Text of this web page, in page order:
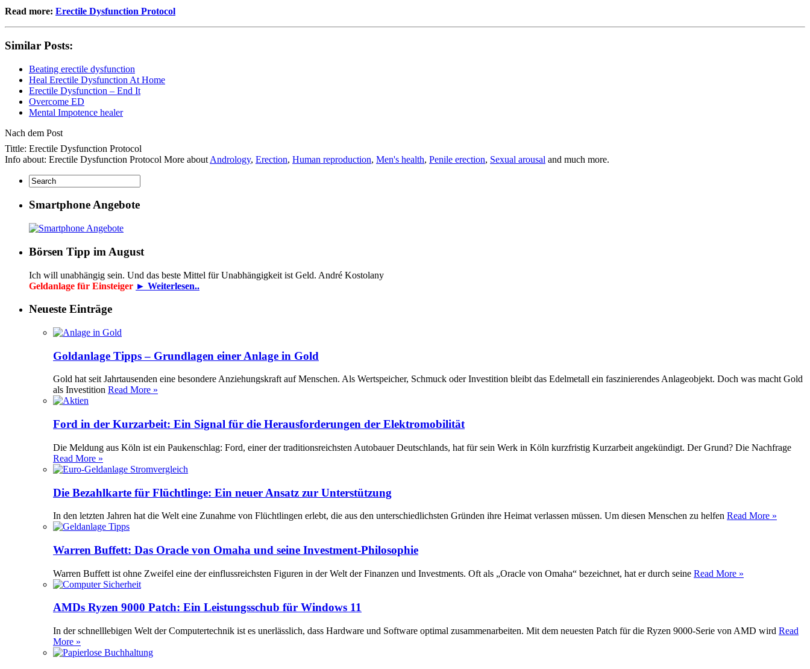
Read more: Erectile Dysfunction Protocol
Similar Posts:
Beating erectile dysfunction
Heal Erectile Dysfunction At Home
Erectile Dysfunction – End It
Overcome ED
Mental Impotence healer
Nach dem Post
Tittle: Erectile Dysfunction Protocol
Info about: Erectile Dysfunction Protocol More about Andrology, Erection, Human reproduction, Men's health, Penile erection, Sexual arousal and much more.
Smartphone Angebote
Börsen Tipp im August
Ich will unabhängig sein. Und das beste Mittel für Unabhängigkeit ist Geld. André Kostolany
Geldanlage für Einsteiger ► Weiterlesen..
Neueste Einträge
Goldanlage Tipps – Grundlagen einer Anlage in Gold
Gold hat seit Jahrtausenden eine besondere Anziehungskraft auf Menschen. Als Wertspeicher, Schmuck oder Investition bleibt das Edelmetall ein faszinierendes Anlageobjekt. Doch was macht Gold
als Investition Read More »
Ford in der Kurzarbeit: Ein Signal für die Herausforderungen der Elektromobilität
Die Meldung aus Köln ist ein Paukenschlag: Ford, einer der traditionsreichsten Autobauer Deutschlands, hat für sein Werk in Köln kurzfristig Kurzarbeit angekündigt. Der Grund? Die Nachfrage
Read More »
Die Bezahlkarte für Flüchtlinge: Ein neuer Ansatz zur Unterstützung
In den letzten Jahren hat die Welt eine Zunahme von Flüchtlingen erlebt, die aus den unterschiedlichsten Gründen ihre Heimat verlassen müssen. Um diesen Menschen zu helfen Read More »
Warren Buffett: Das Oracle von Omaha und seine Investment-Philosophie
Warren Buffett ist ohne Zweifel eine der einflussreichsten Figuren in der Welt der Finanzen und Investments. Oft als „Oracle von Omaha“ bezeichnet, hat er durch seine Read More »
AMDs Ryzen 9000 Patch: Ein Leistungsschub für Windows 11
In der schnelllebigen Welt der Computertechnik ist es unerlässlich, dass Hardware und Software optimal zusammenarbeiten. Mit dem neuesten Patch für die Ryzen 9000-Serie von AMD wird Read
More »